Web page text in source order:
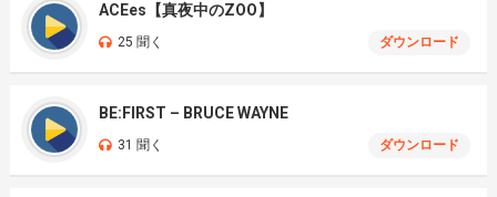
ACEes【真夜中のZOO】
25 聞く ダウンロード
BE:FIRST – BRUCE WAYNE
31 聞く ダウンロード